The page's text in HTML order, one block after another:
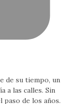
de su tiempo, un
a las calles. Sin
paso de los años.